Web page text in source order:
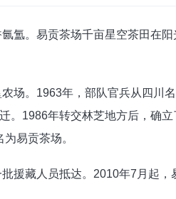
氲。易贡茶场千亩星空茶田在阳
场。1963年，部队官兵从四川
。1986年转交林芝地方后，确
易贡茶场。
援藏人员抵达。2010年7月起